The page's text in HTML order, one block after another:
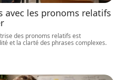
avec les pronoms relatifs
des pronoms relatifs est
et la clarté des phrases complexes.